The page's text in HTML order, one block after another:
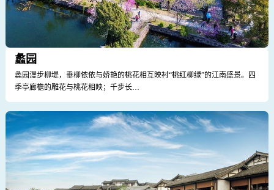
蠡园
蠡园漫步柳堤，垂柳依依与娇艳的桃花相互映衬“桃红柳绿”的江南盛景。四
季亭廊檐的雕花与桃花相映；千步长…